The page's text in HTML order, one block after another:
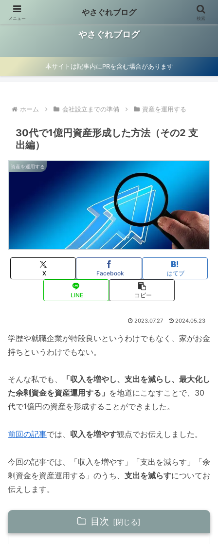
やさぐれブログ
本サイトは記事内にPRを含む場合があります
ホーム 会社設立までの準備 資産を運用する
30代で1億円資産形成した方法（その2 支
出編）
資産を運用する
X Facebook はてブ
LINE コピー
2023.07.27 2024.05.23
学歴や就職企業が特段良いというわけでもなく、家がお金
持ちというわけでもない。
そんな私でも、
「収入を増やし、支出を減らし、最大化し
た余剰資金を資産運用する」 を地道にこなすことで、30
代で1億円の資産を形成することができました。
前回の記事では、 収入を増やす観点でお伝えしました。
今回の記事では、「収入を増やす」「支出を減らす」「余
剰資金を資産運用する」のうち、 支出を減らすについてお
伝えします。
目次
メニュー
やさぐれブログ
検索